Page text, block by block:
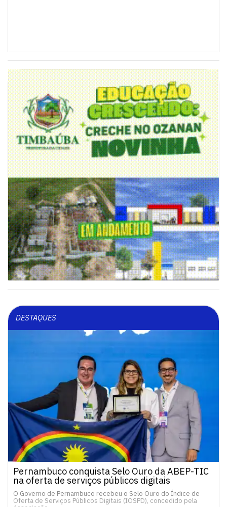
DESTAQUES
Pernambuco conquista Selo Ouro da ABEP-TIC
na oferta de serviços públicos digitais
O Governo de Pernambuco recebeu o Selo Ouro do Índice de
Oferta de Serviços Públicos Digitais (IOSPD), concedido pela